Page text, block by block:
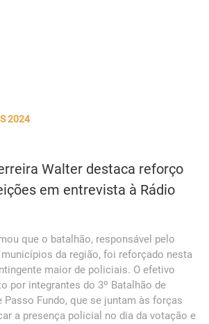
2024
Walter destaca reforço
em entrevista à Rádio
que o batalhão, responsável pelo
da região, foi reforçado nesta
maior de policiais. O efetivo
por integrantes do 3º Batalhão de
Passo Fundo, que se juntam às forças
a presença policial no dia da votação e